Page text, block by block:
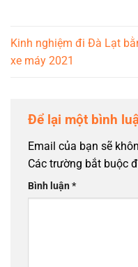
Kinh nghiệm đi Đà Lạt
xe máy 2021
Để lại một bình
Email của bạn sẽ
Các trường bắt buộc
Bình luận*